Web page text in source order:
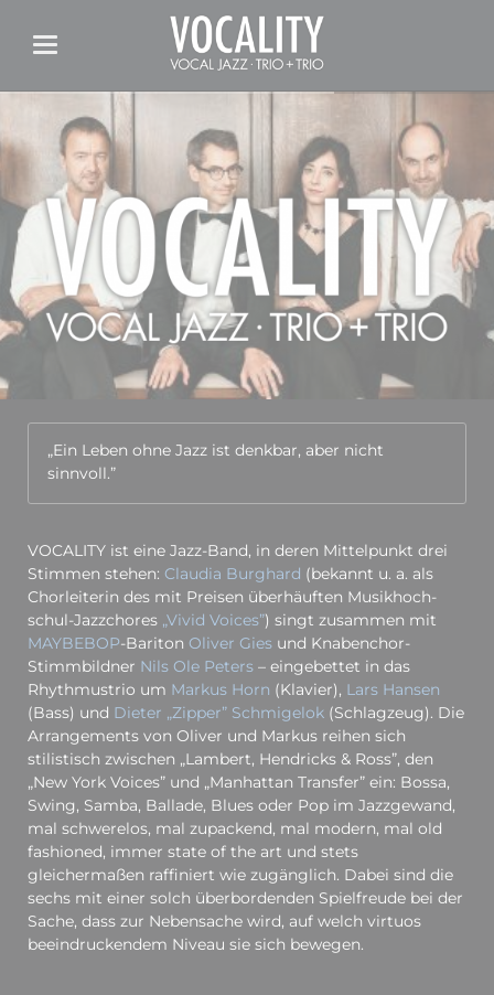
„Ein Leben ohne Jazz ist denkbar, aber nicht
sinnvoll.”
VOCALITY ist eine Jazz-Band, in deren Mittelpunkt drei
Stimmen stehen: Claudia Burghard (bekannt u. a. als
Chorleiterin des mit Preisen überhäuften Musik­hoch­
schul-Jazz­chores „Vivid Voices”) singt zusammen mit
MAYBEBOP-Bariton Oliver Giesund Knabenchor-
Stimmbildner Nils Ole Peters– eingebettet in das
Rhythmustrio um Markus Horn (Klavier), Lars Hansen
(Bass) und Dieter „Zipper” Schmigelok(Schlagzeug). Die
Arrangements von Oliver und Markus reihen sich
stilistisch zwischen „Lambert, Hendricks & Ross”, den
„New York Voices” und „Manhattan Transfer” ein: Bossa,
Swing, Samba, Ballade, Blues oder Pop im Jazzgewand,
mal schwerelos, mal zupackend, mal modern, mal old
fashioned, immer state of the art und stets
gleichermaßen raffiniert wie zugänglich. Dabei sind die
sechs mit einer solch überbordenden Spielfreude bei der
Sache, dass zur Nebensache wird, auf welch virtuos
beeindruckendem Niveau sie sich bewegen.